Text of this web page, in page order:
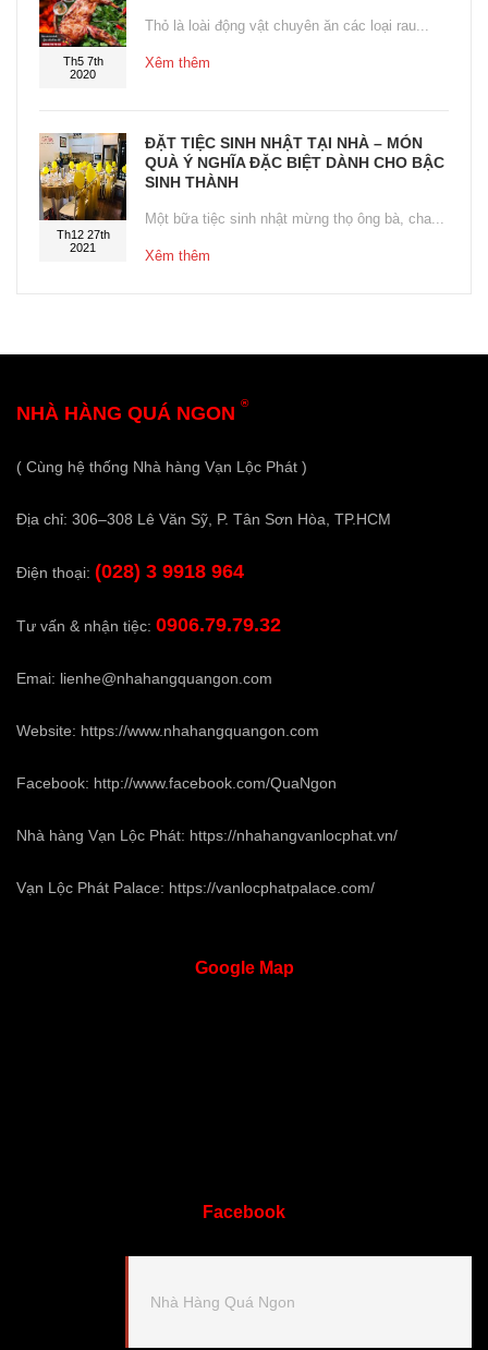
Th5 7th
2020
Thỏ là loài động vật chuyên ăn các loại rau...
Xêm thêm
Th12 27th
2021
ĐẶT TIỆC SINH NHẬT TẠI NHÀ – MÓN
QUÀ Ý NGHĨA ĐẶC BIỆT DÀNH CHO BẬC
SINH THÀNH
Một bữa tiệc sinh nhật mừng thọ ông bà, cha...
Xêm thêm
NHÀ HÀNG QUÁ NGON ®
( Cùng hệ thống Nhà hàng Vạn Lộc Phát )
Địa chỉ: 306–308 Lê Văn Sỹ, P. Tân Sơn Hòa, TP.HCM
Điện thoại: (028) 3 9918 964
Tư vấn & nhận tiệc: 0906.79.79.32
Emai: lienhe@nhahangquangon.com
Website: https://www.nhahangquangon.com
Facebook: http://www.facebook.com/QuaNgon
Nhà hàng Vạn Lộc Phát: https://nhahangvanlocphat.vn/
Vạn Lộc Phát Palace: https://vanlocphatpalace.com/
GoogleMap
Facebook
Nhà Hàng Quá Ngon